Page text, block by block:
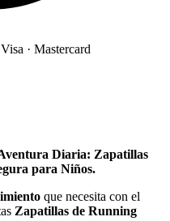
Visa · Mastercard
Diaria: Zapatillas
para Niños.
que necesita con el
Zapatillas de Running